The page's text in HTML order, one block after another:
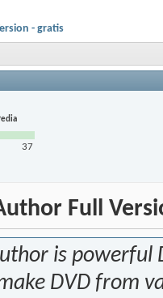
- gratis
37
Full
is powerful
DVD from